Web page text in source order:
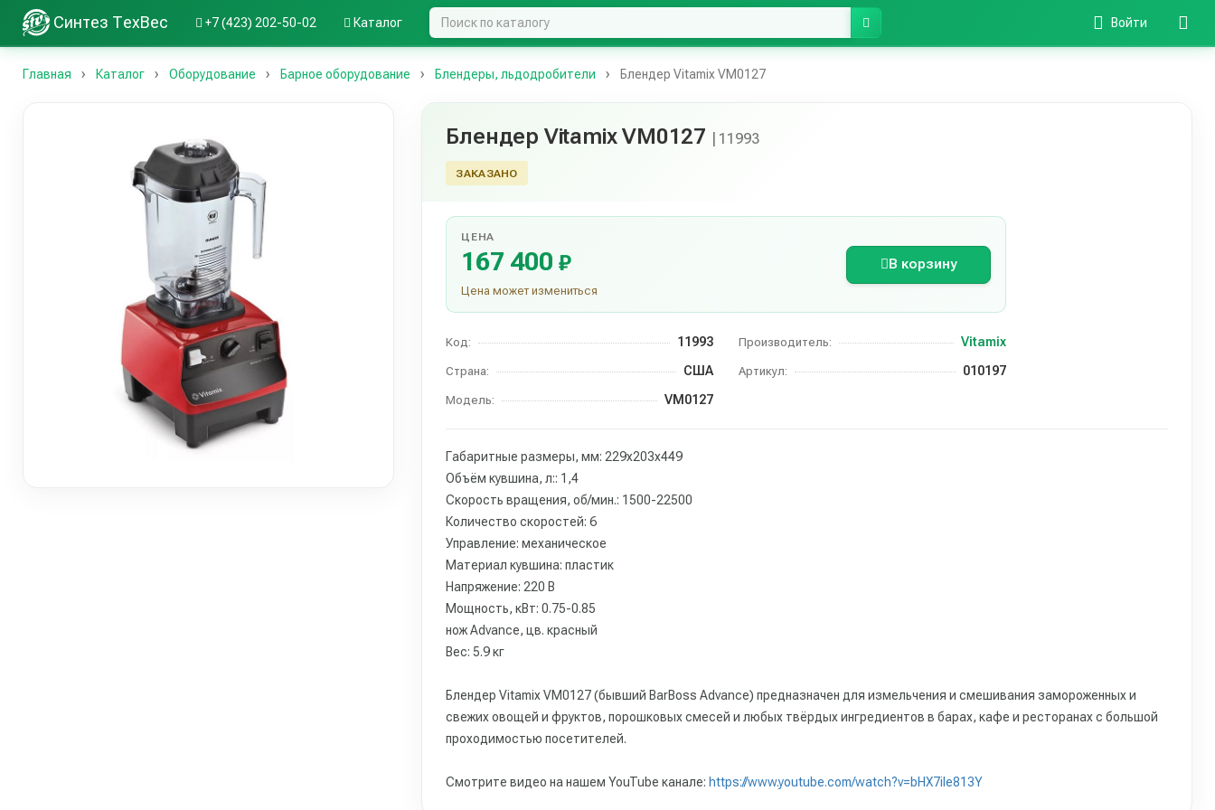
Синтез ТехВес +7 (423) 202-50-02 Каталог Войти
Главная Каталог Оборудование Барное оборудование Блендеры, льдодробители Блендер Vitamix VM0127
Блендер Vitamix VM0127 | 11993
ЗАКАЗАНО
ЦЕНА
167 400₽
Цена может измениться
В корзину
Код: 11993 Производитель: Vitamix
Страна: США Артикул: 010197
Модель: VM0127
Габаритные размеры, мм: 229x203x449
Объём кувшина, л:: 1,4
Скорость вращения, об/мин.: 1500-22500
Количество скоростей: 6
Управление: механическое
Материал кувшина: пластик
Напряжение: 220 В
Мощность, кВт: 0.75-0.85
нож Advance, цв. красный
Вес: 5.9 кг
Блендер Vitamix VM0127 (бывший BarBoss Advance) предназначен для измельчения и смешивания замороженных и
свежих овощей и фруктов, порошковых смесей и любых твёрдых ингредиентов в барах, кафе и ресторанах с большой
проходимостью посетителей.
Cмотрите видео на нашем YouTube канале: https://www.youtube.com/watch?v=bHX7iIe813Y